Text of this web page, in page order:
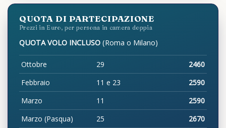
QUOTA DI PARTECIPAZIONE
Prezzi in Euro, per persona in camera doppia
QUOTA VOLO INCLUSO (Roma o Milano)
Ottobre 29
2460
Febbraio
11 e 23
2590
Marzo
11
2590
Marzo (Pasqua)
25
2670